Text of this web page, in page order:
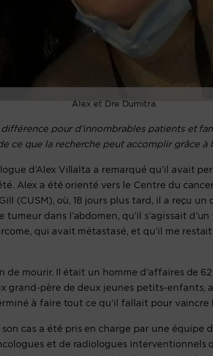
Alex et Dre Dumitra.
pour d’innombrables patients et
ce que la recherche peut accomplir grâce à
d’Alex Villalta a remarqué qu’il avait
Alex a été orienté vers le Centre du
(CUSM), où, 18 jours plus tard, il a reçu un
tumeur dans l’abdomen, qu’il s’agissait
qui avait métastasé, et qu’il me
de mourir. Il était un homme d’affaires de
grand-père de deux jeunes petits-enfants,
à faire tout ce qu’il fallait pour vaincre
cas a été pris en charge par une équipe
et de radiologues interventionnels